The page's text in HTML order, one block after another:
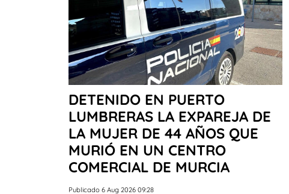
DETENIDO EN PUERTO
LUMBRERAS LA EXPAREJA DE
LA MUJER DE 44 AÑOS QUE
MURIÓ EN UN CENTRO
COMERCIAL DE MURCIA
Publicado 6 Aug 2026 09:28